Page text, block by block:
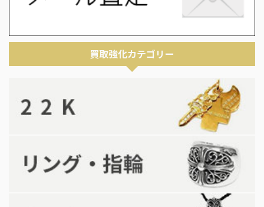
買取強化カテゴリー